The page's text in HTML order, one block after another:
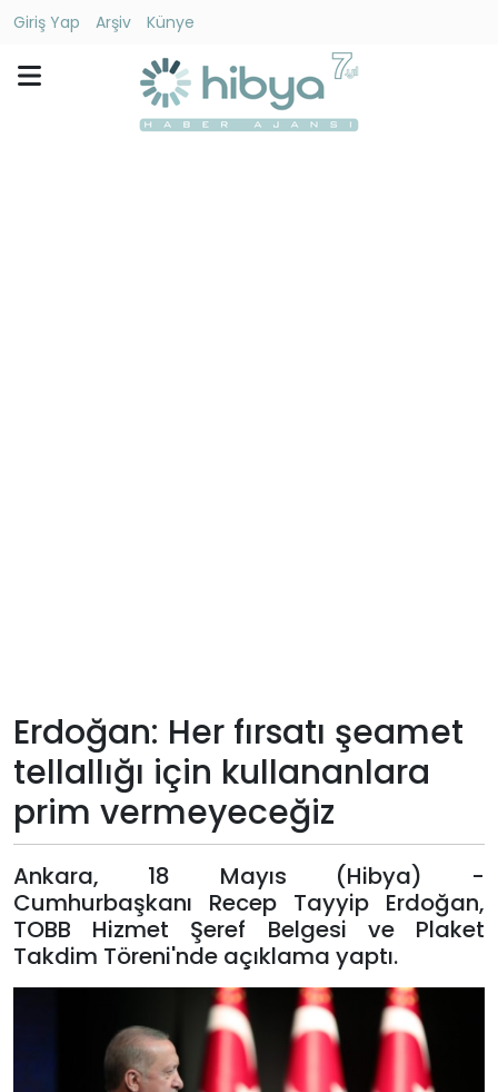
Giriş Yap Arşiv
Künye
Künye
Giriş
Yap
Erdoğan: Her fırsatı şeamet
tellallığı için kullananlara
prim vermeyeceğiz
Ankara, 18 Mayıs (Hibya) -
Cumhurbaşkanı Recep Tayyip Erdoğan,
TOBB Hizmet Şeref Belgesi ve Plaket
Takdim Töreni'nde açıklama yaptı.